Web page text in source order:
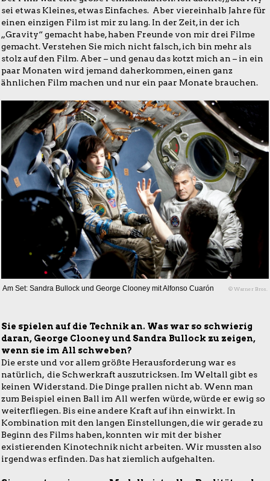
sei etwas Kleines, etwas Einfaches. Aber viereinhalb Jahre für
einen einzigen Film ist mir zu lang. In der Zeit, in der ich
„Gravity“ gemacht habe, haben Freunde von mir drei Filme
gemacht. Verstehen Sie mich nicht falsch, ich bin mehr als
stolz auf den Film. Aber – und genau das kotzt mich an – in ein
paar Monaten wird jemand daherkommen, einen ganz
ähnlichen Film machen und nur ein paar Monate brauchen.
Am Set: Sandra Bullock und George Clooney mit Alfonso Cuarón © Warner Bros.
Sie spielen auf die Technik an. Was war so schwierig
daran, George Clooney und Sandra Bullock zu zeigen,
wenn sie im All schweben?
Die erste und vor allem größte Herausforderung war es
natürlich, die Schwerkraft auszutricksen. Im Weltall gibt es
keinen Widerstand. Die Dinge prallen nicht ab. Wenn man
zum Beispiel einen Ball im All werfen würde, würde er ewig so
weiterfliegen. Bis eine andere Kraft auf ihn einwirkt. In
Kombination mit den langen Einstellungen, die wir gerade zu
Beginn des Films haben, konnten wir mit der bisher
existierenden Kinotechnik nicht arbeiten. Wir mussten also
irgendwas erfinden. Das hat ziemlich aufgehalten.